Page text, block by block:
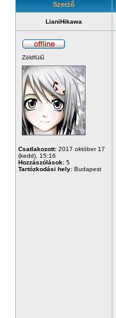
Szerző
LianiHikawa
Zöldfülű
Csatlakozott: 2017 október 17
(kedd), 15:16
Hozzászólások: 5
Tartózkodási hely: Budapest